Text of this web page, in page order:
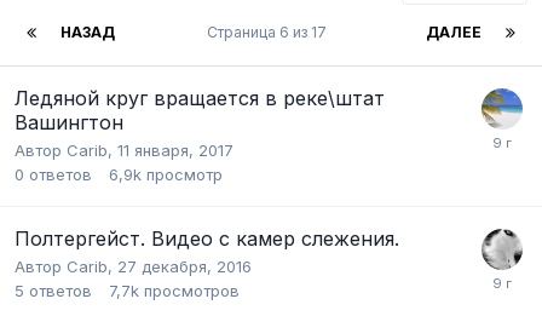
НАЗАД ДАЛЕЕ
Страница 6 из 17
Ледяной круг вращается в реке\штат
Вашингтон
Автор Carib, 11 января, 2017
0 ответов 6,9k просмотр
Полтергейст. Видео с камер слежения.
Автор Carib, 27 декабря, 2016
5 ответов 7,7k просмотров